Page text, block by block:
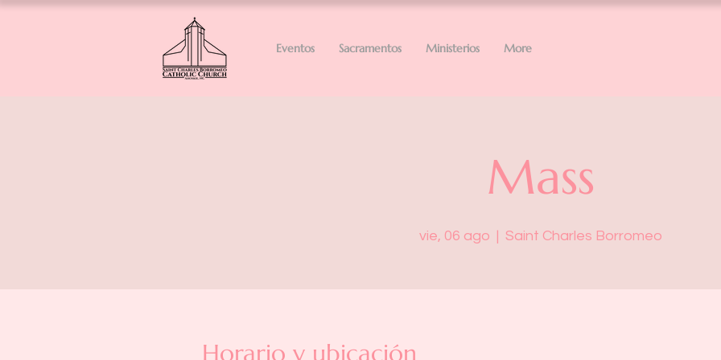
Eventos Sacramentos Ministerios More
Mass
vie, 06 ago
  |
Saint Charles Borromeo
Horario y ubicación